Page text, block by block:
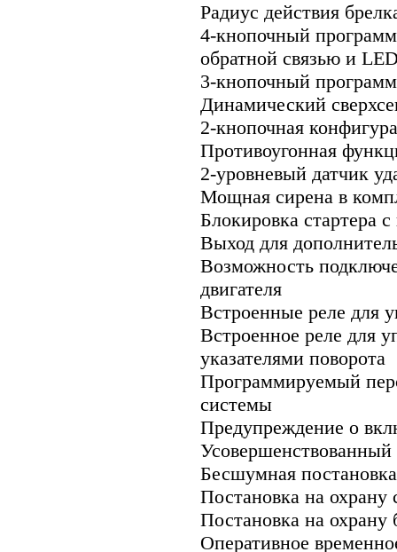
Радиус действия
4-кнопочный
обратной связью и
3-кнопочный
Динамический
2-кнопочная
Противоугонная
2-уровневый датчик
Мощная сирена в
Блокировка стартера
Выход для
Возможность
двигателя
Встроенные реле для
Встроенное реле для
указателями поворота
Программируемый
системы
Предупреждение о
Бесшумная
Постановка на охрану
Постановка на охрану
Оперативное